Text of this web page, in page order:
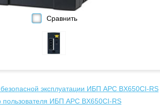
Сравнить
эксплуатации ИБП APC BX650CI-RS
пользователя ИБП APC BX650CI-RS